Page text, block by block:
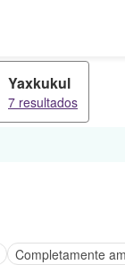
Yaxkukul
7 resultados
Completamente